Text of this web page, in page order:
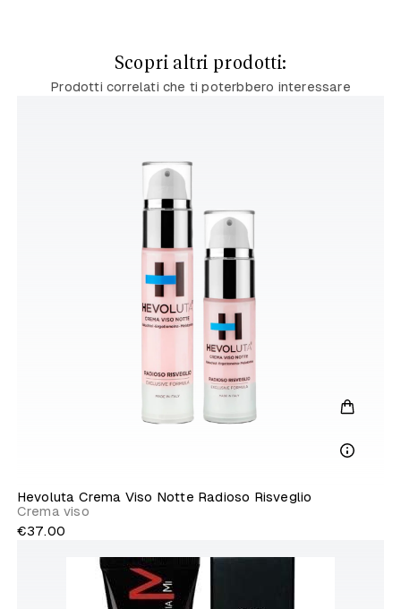
Scopri altri prodotti:
Prodotti correlati che ti poterbbero interessare
Hevoluta Crema Viso Notte Radioso Risveglio
Crema viso
€37.00